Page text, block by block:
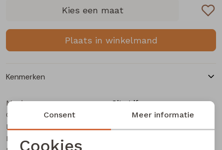
Bermuda's
Kies een maat
Plaats in winkelmand
Kenmerken
Merk
City Life
Categorie
Dames T-Shirt km
Leverancierscode
206460A Z10632
Bestelcode
Consent Meer informatie
Cookies